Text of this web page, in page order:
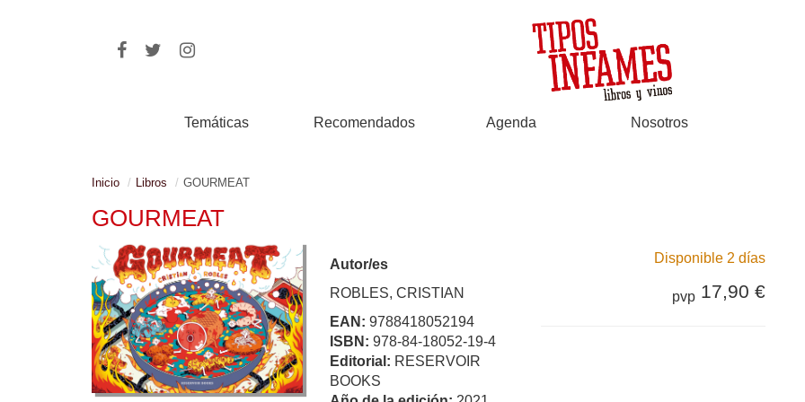
Temáticas Recomendados Agenda Nosotros
Inicio Libros GOURMEAT
GOURMEAT
Autor/es
ROBLES, CRISTIAN
EAN: 9788418052194
ISBN: 978-84-18052-19-4
Editorial: RESERVOIR
BOOKS
Disponible 2 días
pvp 17,90 €